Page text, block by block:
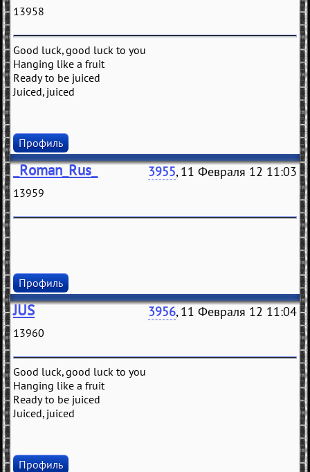
13958
Good luck, good luck to you
Hanging like a fruit
Ready to be juiced
Juiced, juiced
Профиль
_Roman_Rus_ 3955, 11 Февраля 12 11:03
13959
Профиль
JUS 3956, 11 Февраля 12 11:04
13960
Good luck, good luck to you
Hanging like a fruit
Ready to be juiced
Juiced, juiced
Профиль